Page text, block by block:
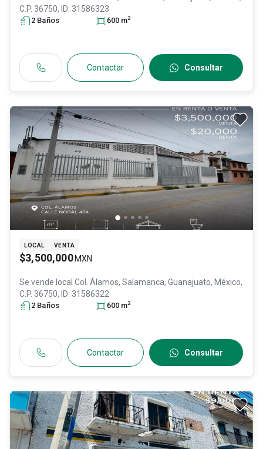
C.P. 36750, ID: 31586323
2 Baños 600 m2
Contactar Consultar
LOCAL VENTA
$3,500,000 MXN
Se vende local Col. Álamos, Salamanca, Guanajuato, México,
C.P. 36750, ID: 31586322
2 Baños 600 m2
Contactar Consultar